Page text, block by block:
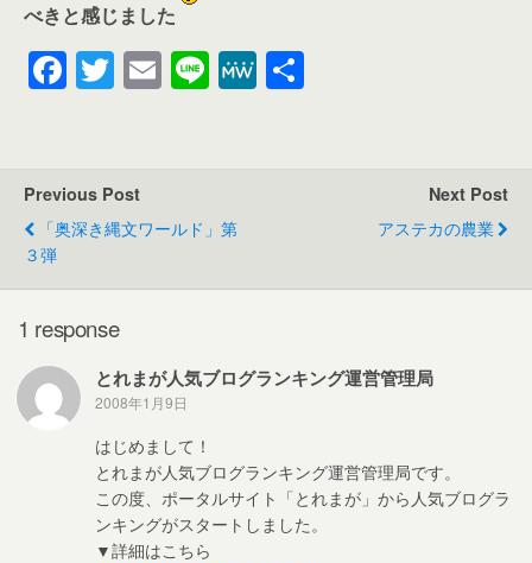
べきと感じました
F
a
e
b
o
k
T
wi
er
E
m
Li
n
M
e
Previous Post
「奥深き縄文ワールド」第
３弾
Next Post
アステカの農業
1 response
とれまが人気ブログランキング運営管理局
2008年1月9日
はじめまして！
とれまが人気ブログランキング運営管理局です。
この度、ポータルサイト「とれまが」から人気ブログラ
ンキングがスタートしました。
▼詳細はこちら